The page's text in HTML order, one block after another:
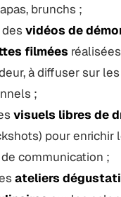
brunchs ;
vidéos de
filmées
à diffuser sur
;
visuels libres de
pour enrichir
communication ;
ateliers